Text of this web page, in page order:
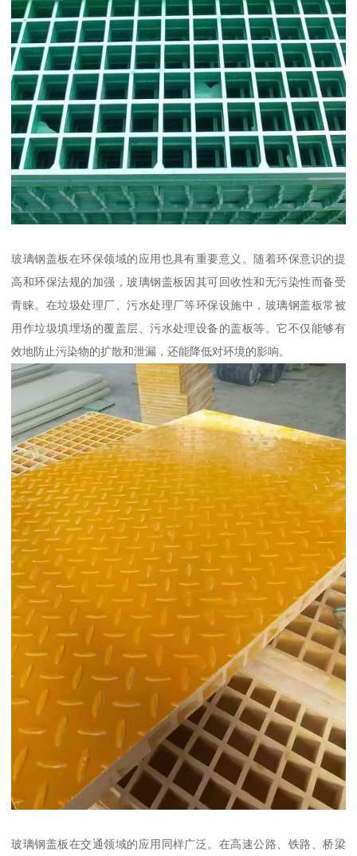
玻璃钢盖板在环保领域的应用也具有重要意义。随着环保意识的提
高和环保法规的加强，玻璃钢盖板因其可回收性和无污染性而备受
青睐。在垃圾处理厂、污水处理厂等环保设施中，玻璃钢盖板常被
用作垃圾填埋场的覆盖层、污水处理设备的盖板等。它不仅能够有
效地防止污染物的扩散和泄漏，还能降低对环境的影响。
玻璃钢盖板在交通领域的应用同样广泛。在高速公路、铁路、桥梁